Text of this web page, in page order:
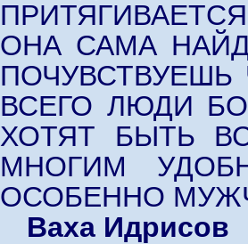
ОНА САМА
ВСЕГО ЛЮДИ
ХОТЯТ БЫТЬ
МНОГИМ
ОСОБЕННО
Ваха Идрисов